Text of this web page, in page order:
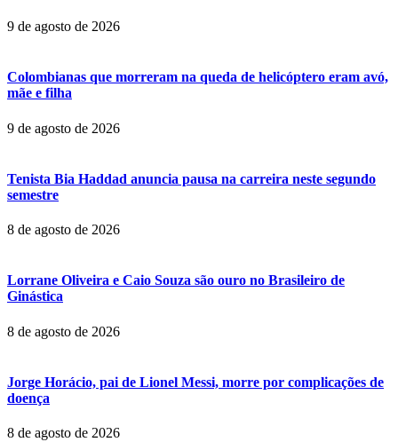
9 de agosto de 2026
Colombianas que morreram na queda de helicóptero eram avó,
mãe e filha
9 de agosto de 2026
Tenista Bia Haddad anuncia pausa na carreira neste segundo
semestre
8 de agosto de 2026
Lorrane Oliveira e Caio Souza são ouro no Brasileiro de
Ginástica
8 de agosto de 2026
Jorge Horácio, pai de Lionel Messi, morre por complicações de
doença
8 de agosto de 2026